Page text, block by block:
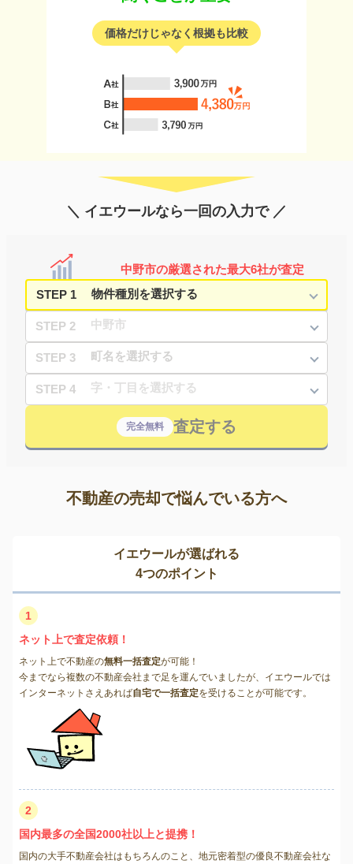
価格だけじゃなく根拠も比較
＼ イエウールなら一回の入力で ／
中野市の厳選された最大6社が査定
STEP 1
STEP 2
STEP 3
STEP 4
完全無料 査定する
不動産の売却で悩んでいる方へ
イエウールが選ばれる
4つのポイント
1
ネット上で査定依頼！
ネット上で不動産の無料一括査定が可能！
今までなら複数の不動産会社まで足を運んでいましたが、イエウールでは
インターネットさえあれば自宅で一括査定を受けることが可能です。
2
国内最多の全国2000社以上と提携！
国内の大手不動産会社はもちろんのこと、地元密着型の優良不動産会社な